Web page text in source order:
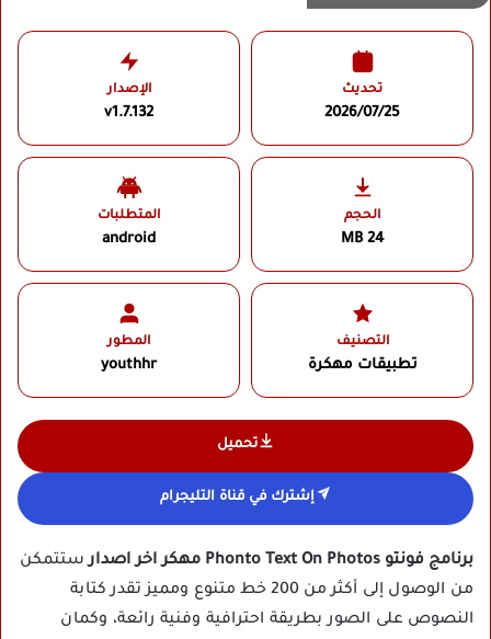
تحديث
2026/07/25
الإصدار
v1.7.132
الحجم
24 MB
المتطلبات
android
التصنيف
تطبيقات مهكرة
المطور
youthhr‏
تحميل
إشترك في قناة التليجرام
برنامج فونتو Phonto Text On Photos مهكر اخر اصدار
ستتمكن
من الوصول إلى أكثر من 200 خط متنوع ومميز تقدر كتابة
النصوص على الصور بطريقة احترافية وفنية رائعة، وكمان